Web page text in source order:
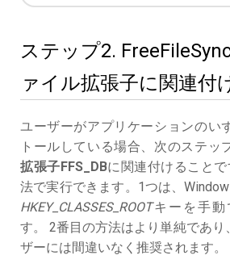
ステップ2.
ァイル拡張子に関連付
ユーザーがアプリケーションのい
トールしている場合、次のステッ
拡張子FFS_DBに関連付けること
法で実行できます。1つは、
HKEY_CLASSES_ROOTキーを手動
す。 2番目の方法はより単純であり
ザーには間違いなく推奨されます。